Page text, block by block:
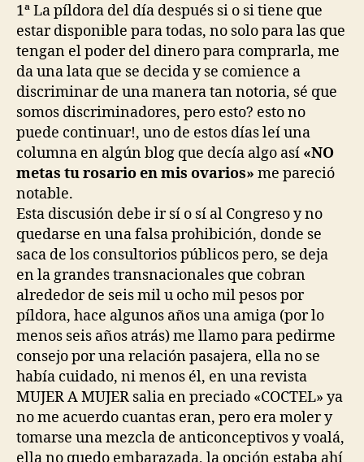
1ª La píldora del día después si o si tiene que
estar disponible para todas, no solo para las que
tengan el poder del dinero para comprarla, me
da una lata que se decida y se comience a
discriminar de una manera tan notoria, sé que
somos discriminadores, pero esto? esto no
puede continuar!, uno de estos días leí una
columna en algún blog que decía algo así «NO
metas tu rosario en mis ovarios» me pareció
notable.
Esta discusión debe ir sí o sí al Congreso y no
quedarse en una falsa prohibición, donde se
saca de los consultorios públicos pero, se deja
en la grandes transnacionales que cobran
alrededor de seis mil u ocho mil pesos por
píldora, hace algunos años una amiga (por lo
menos seis años atrás) me llamo para pedirme
consejo por una relación pasajera, ella no se
había cuidado, ni menos él, en una revista
MUJER A MUJER salia en preciado «COCTEL» ya
no me acuerdo cuantas eran, pero era moler y
tomarse una mezcla de anticonceptivos y voalá,
ella no quedo embarazada, la opción estaba ahí